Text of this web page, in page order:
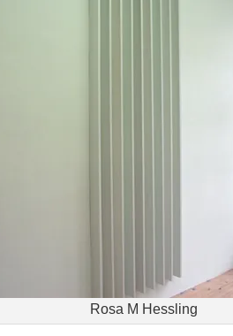
Rosa M Hessling